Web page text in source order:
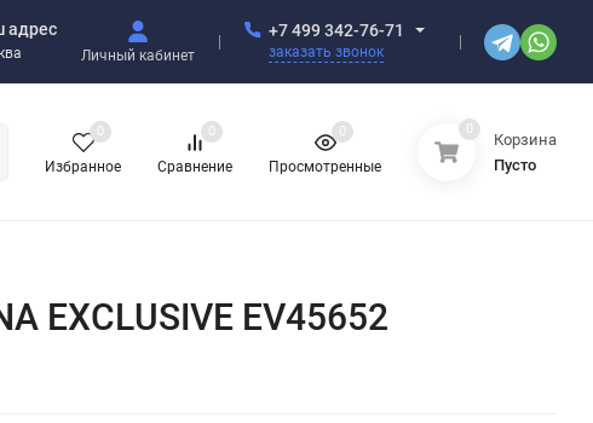
адрес
Личный кабинет
+7 499 342-76-71
заказать звонок
Избранное
0
Сравнение
0
Просмотренные
0 0
Корзина
Пусто
EXCLUSIVE EV45652